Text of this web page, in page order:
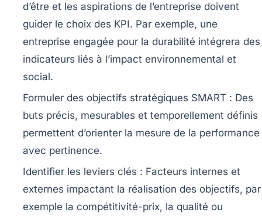
d’être et les aspirations de l’entreprise doivent
guider le choix des KPI. Par exemple, une
entreprise engagée pour la durabilité intégrera des
indicateurs liés à l’impact environnemental et
social.
Formuler des objectifs stratégiques SMART : Des
buts précis, mesurables et temporellement définis
permettent d’orienter la mesure de la performance
avec pertinence.
Identifier les leviers clés : Facteurs internes et
externes impactant la réalisation des objectifs, par
exemple la compétitivité-prix, la qualité ou